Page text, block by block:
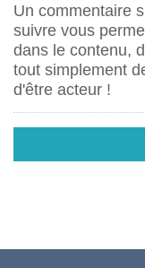
Un commentaire
suivre vous
dans le contenu,
tout simplement
d'être acteur !